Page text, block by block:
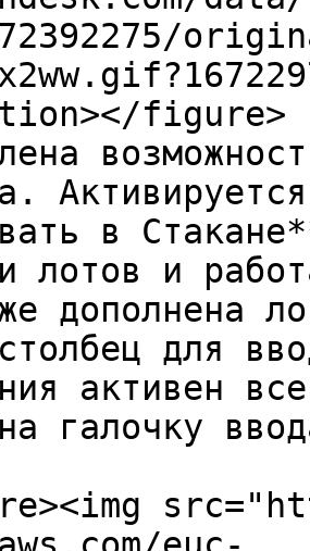
figure>
в
лотов и
дополнена
для
активен
галочку